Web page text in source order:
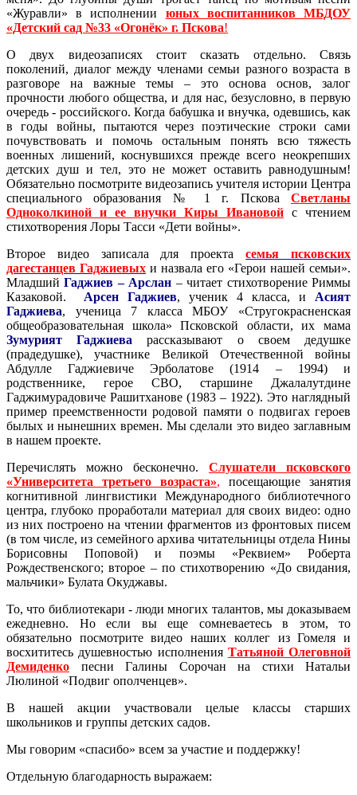
«Журавли» в исполнении юных воспитанников МБДОУ
«Детский сад №33 «Огонёк» г. Пскова!
О двух видеозаписях стоит сказать отдельно. Связь
поколений, диалог между членами семьи разного возраста в
разговоре на важные темы – это основа основ, залог
прочности любого общества, и для нас, безусловно, в первую
очередь - российского. Когда бабушка и внучка, одевшись, как
в годы войны, пытаются через поэтические строки сами
почувствовать и помочь остальным понять всю тяжесть
военных лишений, коснувшихся прежде всего неокрепших
детских душ и тел, это не может оставить равнодушным!
Обязательно посмотрите видеозапись учителя истории Центра
специального образования № 1 г. Пскова Светланы
Одноколкиной и ее внучки Киры Ивановой с чтением
стихотворения Лоры Тасси «Дети войны».
Второе видео записала для проектасемья псковских
дагестанцев Гаджиевых и назвала его «Герои нашей семьи».
МладшийГаджиев – Арслан – читает стихотворение Риммы
Казаковой. Арсен Гаджиев, ученик 4 класса, и Асият
Гаджиева, ученица 7 класса МБОУ «Стругокрасненская
общеобразовательная школа» Псковской области, их мама
Зумурият Гаджиева рассказывают о своем дедушке
(прадедушке), участнике Великой Отечественной войны
Абдулле Гаджиевиче Эрболатове (1914 – 1994) и
родственнике, герое СВО, старшине Джалалутдине
Гаджимурадовиче Рашитханове (1983 – 1922). Это наглядный
пример преемственности родовой памяти о подвигах героев
былых и нынешних времен. Мы сделали это видео заглавным
в нашем проекте.
Перечислять можно бесконечно. Слушатели псковского
«Университета третьего возраста», посещающие занятия
когнитивной лингвистики Международного библиотечного
центра, глубоко проработали материал для своих видео: одно
из них построено на чтении фрагментов из фронтовых писем
(в том числе, из семейного архива читательницы отдела Нины
Борисовны Поповой) и поэмы «Реквием» Роберта
Рождественского; второе – по стихотворению «До свидания,
мальчики» Булата Окуджавы.
То, что библиотекари - люди многих талантов, мы доказываем
ежедневно. Но если вы еще сомневаетесь в этом, то
обязательно посмотрите видео наших коллег из Гомеля и
восхититесь душевностью исполнения Татьяной Олеговной
Демиденко песни Галины Сорочан на стихи Натальи
Люлиной «Подвиг ополченцев».
В нашей акции участвовали целые классы старших
школьников и группы детских садов.
Мы говорим «спасибо» всем за участие и поддержку!
Отдельную благодарность выражаем: